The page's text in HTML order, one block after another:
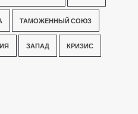
ТАМОЖЕННЫЙ СОЮЗ
ЗАПАД КРИЗИС